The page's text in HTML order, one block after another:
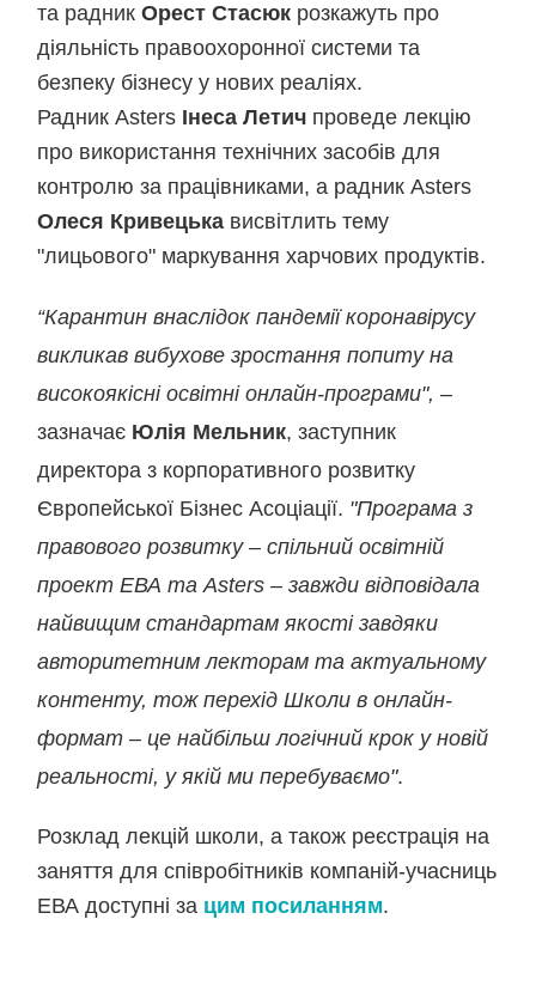
та радникОрест Стасюк розкажуть про
діяльність правоохоронної системи та
безпеку бізнесу у нових реаліях.
Радник Asters Інеса Летич проведе лекцію
про використання технічних засобів для
контролю за працівниками, а радник Asters
Олеся Кривецька висвітлить тему
"лицьового" маркування харчових продуктів.
“Карантин внаслідок пандемії коронавірусу
викликав вибухове зростання попиту на
високоякісні освітні онлайн-програми", –
зазначає Юлія Мельник, заступник
директора з корпоративного розвитку
Європейської Бізнес Асоціації. "Програма з
правового розвитку – спільний освітній
проект ЕВА таAsters – завжди відповідала
найвищим стандартам якості завдяки
авторитетним лекторам та актуальному
контенту, тож перехід Школи в онлайн-
формат – це найбільш логічний крок у новій
реальності, у якій ми перебуваємо".
Розклад лекцій школи, а також реєстрація на
заняття для співробітників компаній-учасниць
ЕВА доступні за цим посиланням.